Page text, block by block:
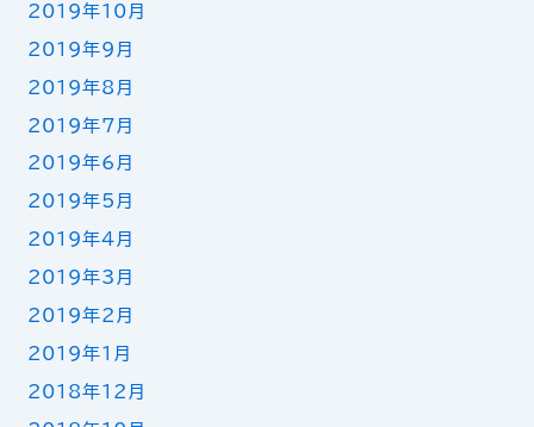
2019年10月
2019年9月
2019年8月
2019年7月
2019年6月
2019年5月
2019年4月
2019年3月
2019年2月
2019年1月
2018年12月